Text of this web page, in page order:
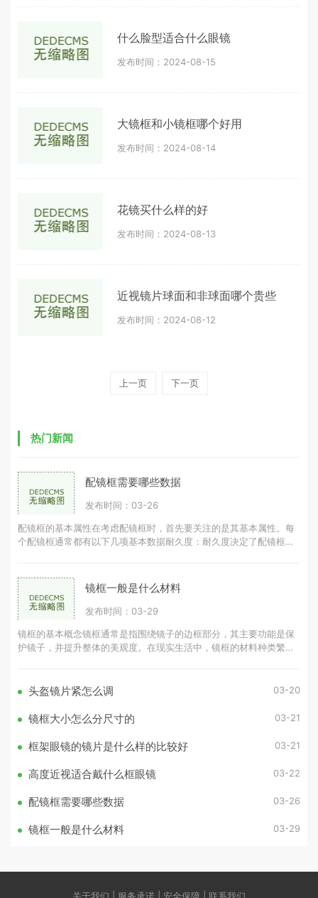
什么脸型适合什么眼镜
发布时间：2024-08-15
大镜框和小镜框哪个好用
发布时间：2024-08-14
花镜买什么样的好
发布时间：2024-08-13
近视镜片球面和非球面哪个贵些
发布时间：2024-08-12
上一页 下一页
热门新闻
配镜框需要哪些数据
发布时间：03-26
配镜框的基本属性在考虑配镜框时，首先要关注的是其基本属性。每
个配镜框通常都有以下几项基本数据耐久度：耐久度决定了配镜框的
镜框一般是什么材料
发布时间：03-29
镜框的基本概念镜框通常是指围绕镜子的边框部分，其主要功能是保
护镜子，并提升整体的美观度。在现实生活中，镜框的材料种类繁
头盔镜片紧怎么调 03-20
镜框大小怎么分尺寸的 03-21
框架眼镜的镜片是什么样的比较好 03-21
高度近视适合戴什么框眼镜 03-22
配镜框需要哪些数据 03-26
镜框一般是什么材料 03-29